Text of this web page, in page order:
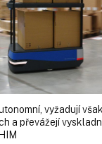
vyžadují
a převážejí